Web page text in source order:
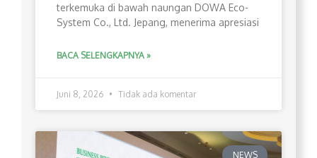
terkemuka di bawah naungan DOWA Eco-
System Co., Ltd. Jepang, menerima apresiasi
BACA SELENGKAPNYA »
Juni 8, 2026 Tidak ada komentar
NEWS